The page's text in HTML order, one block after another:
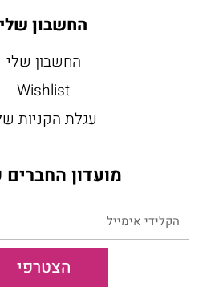
החשבון שלי
החשבון שלי
Wishlist
עגלת הקניות
מועדון החברים
הקלידי
אימייל
הצטרפי